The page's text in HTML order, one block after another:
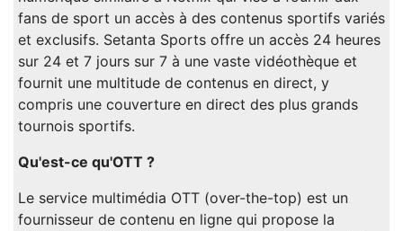
fans de sport un accès à des contenus sportifs variés
et exclusifs. Setanta Sports offre un accès 24 heures
sur 24 et 7 jours sur 7 à une vaste vidéothèque et
fournit une multitude de contenus en direct, y
compris une couverture en direct des plus grands
tournois sportifs.
Qu'est-ce qu'OTT ?
Le service multimédia OTT (over-the-top) est un
fournisseur de contenu en ligne qui propose la